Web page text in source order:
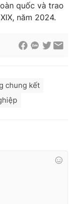
quốc và trao
năm 2024.
chung kết